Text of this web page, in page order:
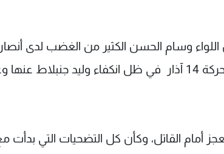
وسام الحسن الكثير من الغضب لدى أنصار
بعضاً من ضياع في صفوف حركة 14 آذار في ظل انكفاء
أمام القاتل، وكأن كل التضحيات التي